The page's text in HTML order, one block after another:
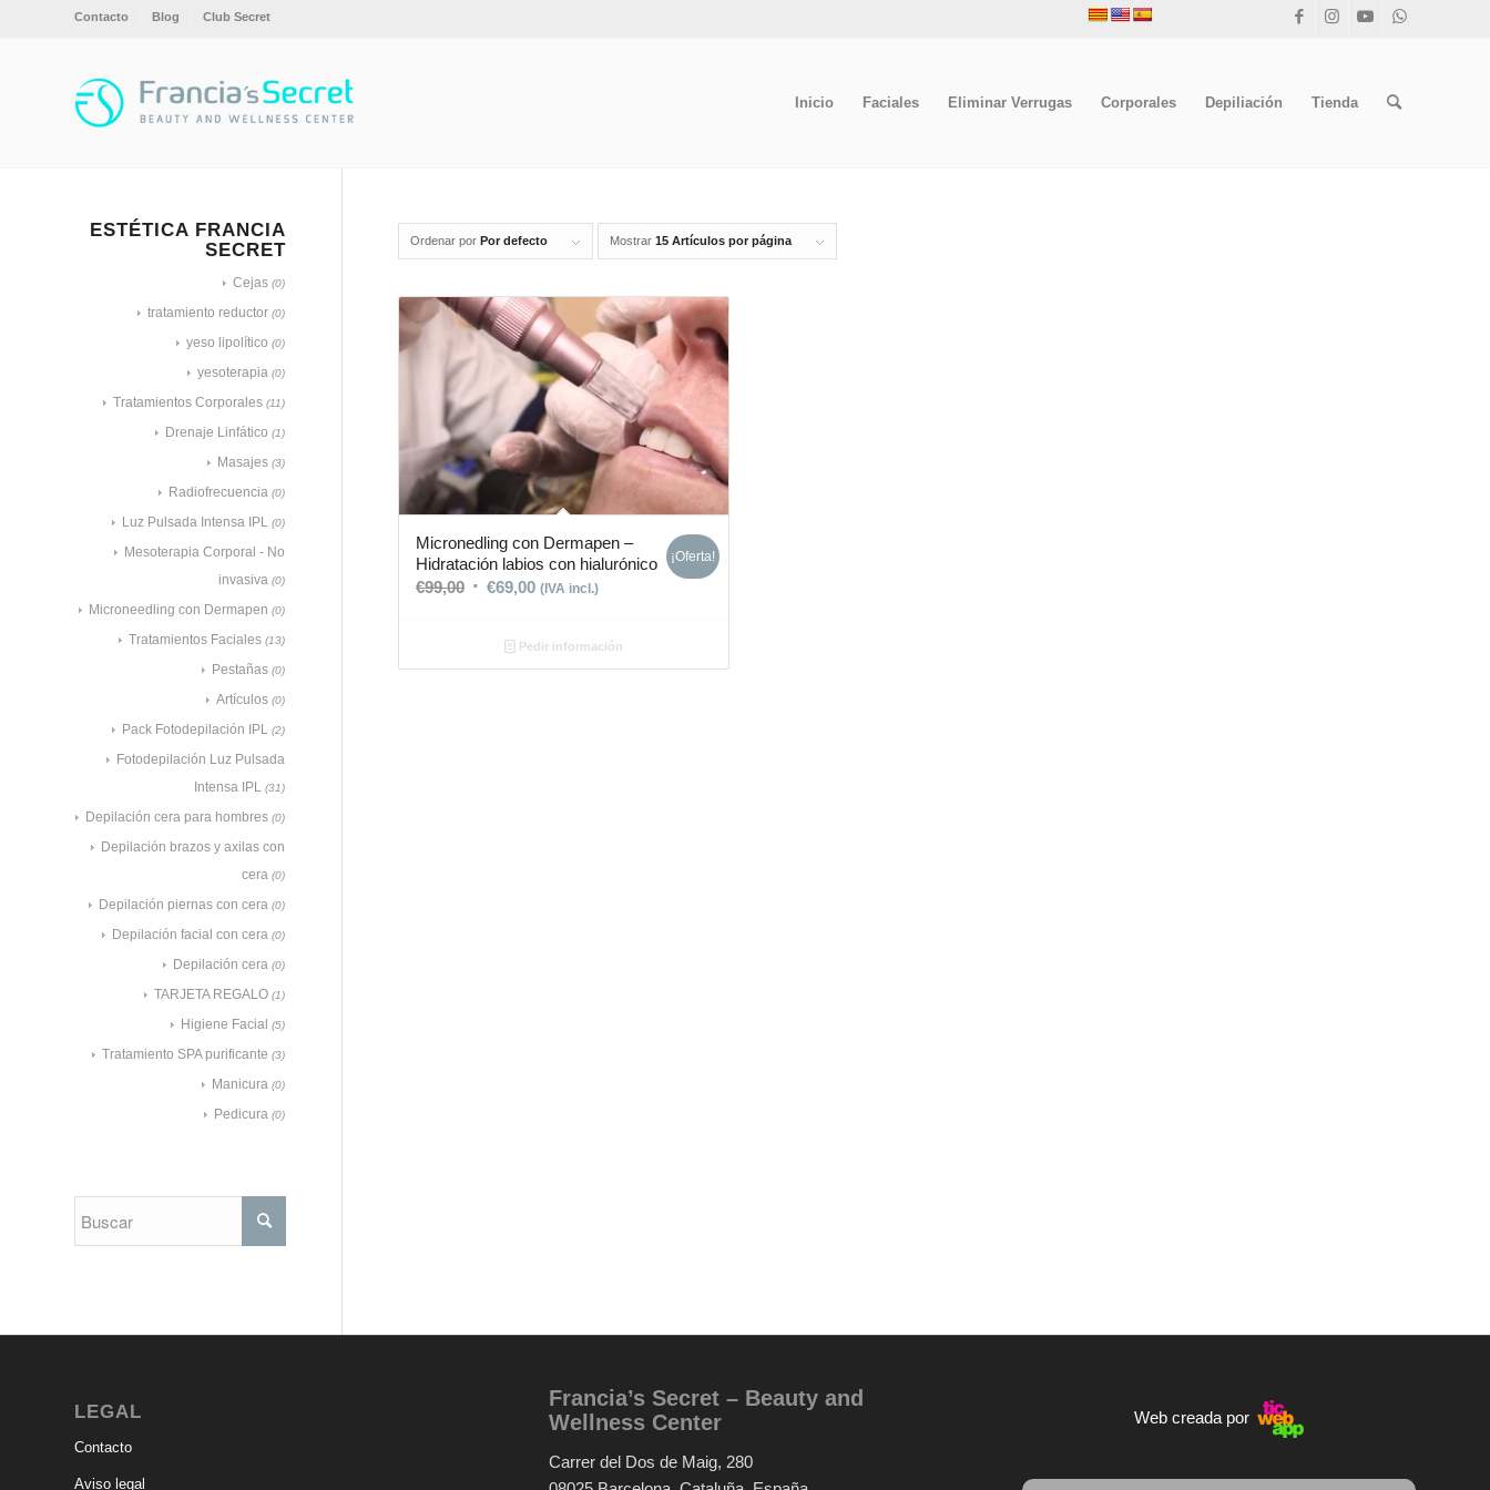
Contacto Blog Club Secret
Inicio Faciales Eliminar Verrugas Corporales Depiliación Tienda
Ordenar por Por defecto Mostrar 15 Artículos por página
Micronedling con Dermapen –
Hidratación labios con hialurónico
€99,00 €69,00 (IVA incl.)
¡Oferta!
Pedir información
ESTÉTICA FRANCIA
SECRET
Cejas (0)
tratamiento reductor (0)
yeso lipolítico (0)
yesoterapia (0)
Tratamientos Corporales (11)
Drenaje Linfático (1)
Masajes (3)
Radiofrecuencia (0)
Luz Pulsada Intensa IPL (0)
Mesoterapia Corporal - No
invasiva (0)
Microneedling con Dermapen (0)
Tratamientos Faciales (13)
Pestañas (0)
Artículos (0)
Pack Fotodepilación IPL (2)
Fotodepilación Luz Pulsada
Intensa IPL (31)
Depilación cera para hombres (0)
Depilación brazos y axilas con
cera (0)
Depilación piernas con cera (0)
Depilación facial con cera (0)
Depilación cera (0)
TARJETA REGALO (1)
Higiene Facial (5)
Tratamiento SPA purificante (3)
Manicura (0)
Pedicura (0)
LEGAL
Contacto
Aviso legal
Francia’s Secret – Beauty and
Wellness Center
Carrer del Dos de Maig, 280
Web creada por